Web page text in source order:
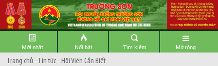
Mới nhất Nổi bật Tìm kiếm Mở rộng
Trang chủ -Tin tức- Hội Viên Cần Biết